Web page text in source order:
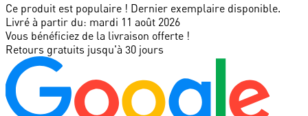
Ce produit est populaire ! Dernier exemplaire disponible.
Livré à partir du: mardi 11 août 2026
Vous bénéficiez de la livraison offerte !
Retours gratuits jusqu'à 30 jours